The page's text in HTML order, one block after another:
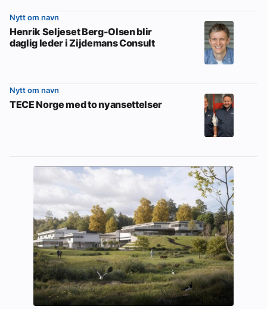
Nytt om navn
Henrik Seljeset Berg-Olsen blir
daglig leder i Zijdemans Consult
Nytt om navn
TECE Norge med to nyansettelser